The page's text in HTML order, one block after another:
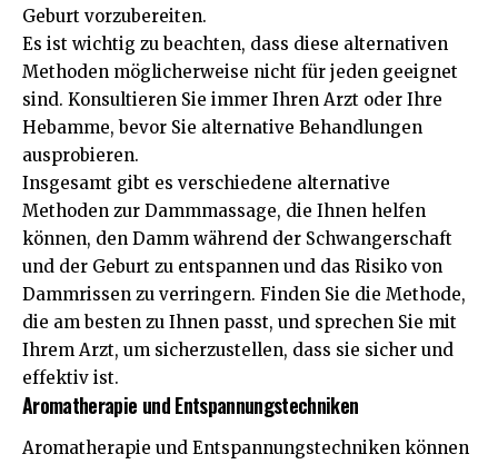
Geburt vorzubereiten.
Es ist wichtig zu beachten, dass diese alternativen
Methoden möglicherweise nicht für jeden geeignet
sind. Konsultieren Sie immer Ihren Arzt oder Ihre
Hebamme, bevor Sie alternative Behandlungen
ausprobieren.
Insgesamt gibt es verschiedene alternative
Methoden zur Dammmassage, die Ihnen helfen
können, den Damm während der Schwangerschaft
und der Geburt zu entspannen und das Risiko von
Dammrissen zu verringern. Finden Sie die Methode,
die am besten zu Ihnen passt, und sprechen Sie mit
Ihrem Arzt, um sicherzustellen, dass sie sicher und
effektiv ist.
Aromatherapie und Entspannungstechniken
Aromatherapie und Entspannungstechniken können